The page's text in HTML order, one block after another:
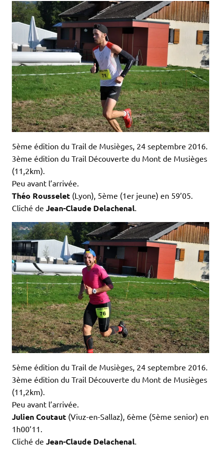
5ème édition du Trail de Musièges, 24 septembre 2016.
3ème édition du Trail Découverte du Mont de Musièges
(11,2km).
Peu avant l’arrivée.
Théo Rousselet (Lyon), 5ème (1er jeune) en 59’05.
Cliché de Jean-Claude Delachenal.
5ème édition du Trail de Musièges, 24 septembre 2016.
3ème édition du Trail Découverte du Mont de Musièges
(11,2km).
Peu avant l’arrivée.
Julien Coutaut (Viuz-en-Sallaz), 6ème (5ème senior) en
1h00’11.
Cliché de Jean-Claude Delachenal.